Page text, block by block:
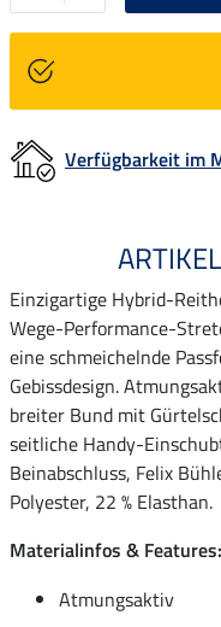
Verfügbarkeit im
Einzigartige Hybrid-
Wege-Performance-
eine schmeichelnde
Gebissdesign.
breiter Bund mit
seitliche Handy-
Beinabschluss, Felix
Polyester, 22 % Elasthan.
Materialinfos & Features:
Atmungsaktiv